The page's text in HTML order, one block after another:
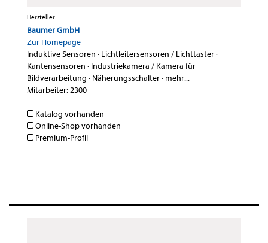
Hersteller
Baumer GmbH
Zur Homepage
Induktive Sensoren · Lichtleitersensoren / Lichttaster·
Kantensensoren · Industriekamera / Kamera für
Bildverarbeitung · Näherungsschalter· mehr...
Mitarbeiter: 2300
Katalog vorhanden
Online-Shop vorhanden
Premium-Profil